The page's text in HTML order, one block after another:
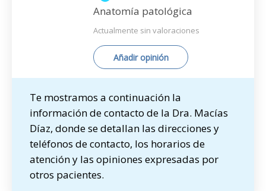
Anatomía patológica
Actualmente sin valoraciones
Añadir opinión
Te mostramos a continuación la
información de contacto de la Dra. Macías
Díaz, donde se detallan las direcciones y
teléfonos de contacto, los horarios de
atención y las opiniones expresadas por
otros pacientes.